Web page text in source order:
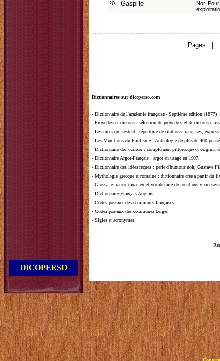
DICOPERSO
20.
Gaspille
Nor.
Pages: |
Dictionnaires sur dicoperso.com
- Dictionnaire de l'académie française - Septième édition (1877)
- Proverbes et dictons : sélection de proverbes et de dictons
- Les mots qui restent : répertoire de citations françaises,
- Les Munitions du Pacifisme : Anthologie de plus de 400
- Dictionnaire des curieux : complément pittoresque et original
- Dictionnaire Argot-Français : argot en usage en 1907.
- Dictionnaire des idées reçues : perle d'humour noir, Gustave
- Mythologie grecque et romaine : dictionnaire créé à partir du
- Glossaire franco-canadien et vocabulaire de locutions vicieuses
- Dictionnaire Français-Anglais
- Codes postaux des communes françaises
- Codes postaux des communes belges
- Sigles et acronymes